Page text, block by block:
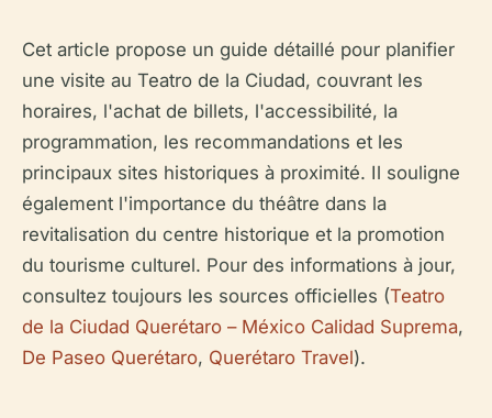
Cet article propose un guide détaillé pour planifier
une visite au Teatro de la Ciudad, couvrant les
horaires, l'achat de billets, l'accessibilité, la
programmation, les recommandations et les
principaux sites historiques à proximité. Il souligne
également l'importance du théâtre dans la
revitalisation du centre historique et la promotion
du tourisme culturel. Pour des informations à jour,
consultez toujours les sources officielles (Teatro
de la Ciudad Querétaro – México Calidad Suprema,
De Paseo Querétaro, Querétaro Travel).